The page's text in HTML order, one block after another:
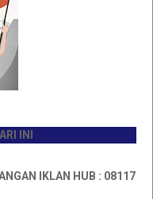
IKLAN HUB : 0811767335